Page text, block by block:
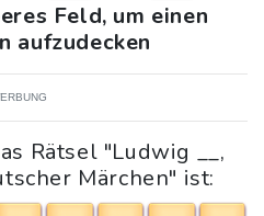
Feld, um einen
aufzudecken
Rätsel "Ludwig __,
Märchen" ist: